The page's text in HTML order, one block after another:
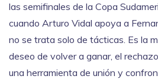
las semifinales de la Copa
cuando Arturo Vidal apoya a
no se trata solo de tácticas. Es la
deseo de volver a ganar, el
una herramienta de unión y